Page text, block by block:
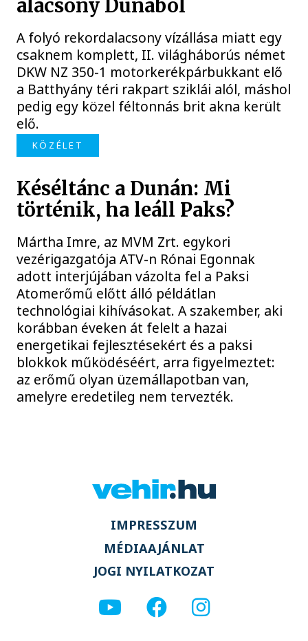
alacsony Dunából
A folyó rekordalacsony vízállása miatt egy
csaknem komplett, II. világháborús német
DKW NZ 350-1 motorkerékpárbukkant elő
a Batthyány téri rakpart sziklái alól, máshol
pedig egy közel féltonnás brit akna került
elő.
KÖZÉLET
Késéltánc a Dunán: Mi
történik, ha leáll Paks?
Mártha Imre, az MVM Zrt. egykori
vezérigazgatója ATV-n Rónai Egonnak
adott interjújában vázolta fel a Paksi
Atomerőmű előtt álló példátlan
technológiai kihívásokat. A szakember, aki
korábban éveken át felelt a hazai
energetikai fejlesztésekért és a paksi
blokkok működéséért, arra figyelmeztet:
az erőmű olyan üzemállapotban van,
amelyre eredetileg nem tervezték.
IMPRESSZUM
MÉDIAAJÁNLAT
JOGI NYILATKOZAT